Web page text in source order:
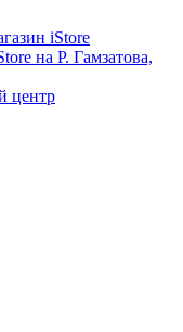
iStore
на Р. Гамзатова,
центр